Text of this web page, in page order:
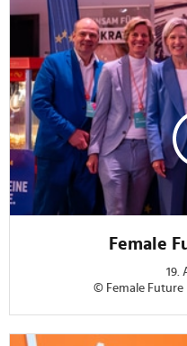
Female
19.
© Female Future